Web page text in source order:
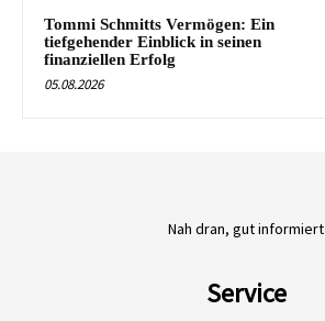
Tommi Schmitts Vermögen: Ein
tiefgehender Einblick in seinen
finanziellen Erfolg
05.08.2026
Nah dran, gut informiert
Service